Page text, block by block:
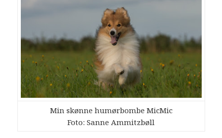
Min skønne humørbombe MicMic
Foto: Sanne Ammitzbøll